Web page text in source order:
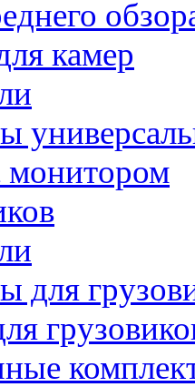
камер
монитором
для